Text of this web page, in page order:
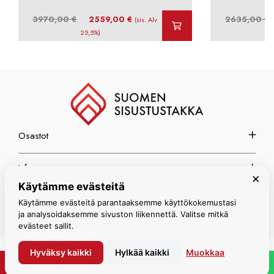
3970,00€
Alkuperäinen
hinta
oli:
2559,00 €Nykyinen
on:
(sis. Alv
25,5%)
2635,00€
Osastot
Info
Espoon myymälä
© Suomen Sisustustakka 2026
PYYDÄ TARJOUS
×
Käytämme evästeitä
Käytämme evästeitä parantaaksemme käyttökokemustasi
ja analysoidaksemme sivuston liikennettä. Valitse mitkä
evästeet sallit.
Hyväksy kaikki Hylkää kaikki Muokkaa